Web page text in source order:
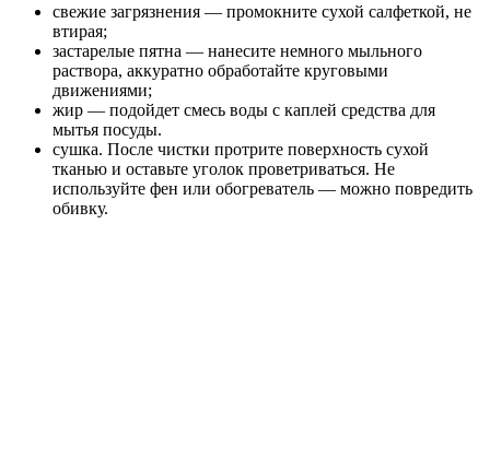
свежие загрязнения — промокните сухой салфеткой, не
втирая;
застарелые пятна — нанесите немного мыльного
раствора, аккуратно обработайте круговыми
движениями;
жир — подойдет смесь воды с каплей средства для
мытья посуды.
cушка. После чистки протрите поверхность сухой
тканью и оставьте уголок проветриваться. Не
используйте фен или обогреватель — можно повредить
обивку.